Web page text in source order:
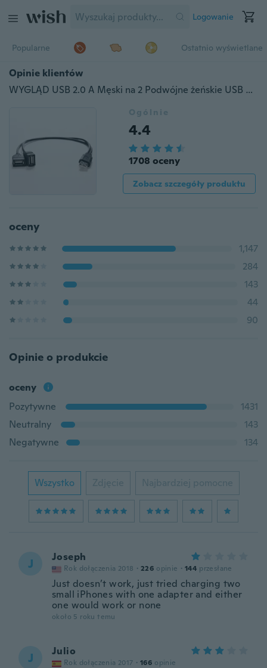
Logowanie
Popularne Ostatnio wyświetlane
Opinie klientów
WYGLĄD USB 2.0 A Męski na 2 Podwójne żeńskie USB Gniazdo Y Piasta rozgałęźnika Kabel zasilający Kabel LEAF
Ogólnie
4.4
1708 oceny
Zobacz szczegóły produktu
oceny
1,147
284
143
44
90
Opinie o produkcie
oceny
Pozytywne
1431
Neutralny
143
Negatywne
134
Wszystko Zdjęcie Najbardziej pomocne
J Joseph
Rok dołączenia 2018 · 226 opinie · 144 przesłane
Just doesn’t work, just tried charging two
small iPhones with one adapter and either
one would work or none
około 5 roku temu
J Julio
Rok dołączenia 2017 · 166 opinie